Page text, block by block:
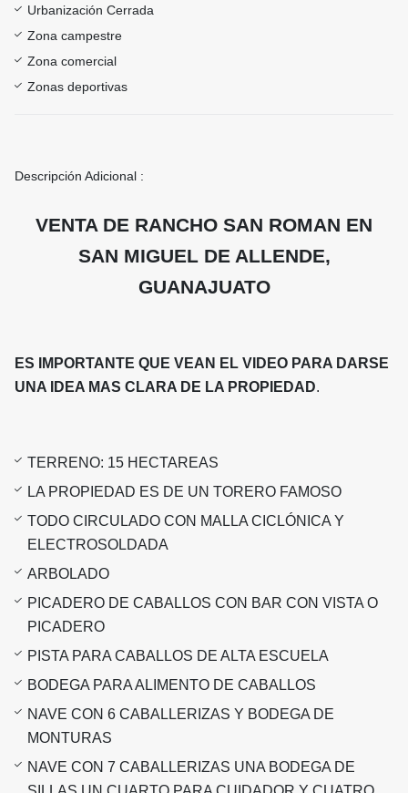
Urbanización Cerrada
Zona campestre
Zona comercial
Zonas deportivas
Descripción Adicional :
VENTA DE RANCHO SAN ROMAN EN
SAN MIGUEL DE ALLENDE,
GUANAJUATO
ES IMPORTANTE QUE VEAN EL VIDEO PARA DARSE
UNA IDEA MAS CLARA DE LA PROPIEDAD.
TERRENO: 15 HECTAREAS
LA PROPIEDAD ES DE UN TORERO FAMOSO
TODO CIRCULADO CON MALLA CICLÓNICA Y
ELECTROSOLDADA
ARBOLADO
PICADERO DE CABALLOS CON BAR CON VISTA O
PICADERO
PISTA PARA CABALLOS DE ALTA ESCUELA
BODEGA PARA ALIMENTO DE CABALLOS
NAVE CON 6 CABALLERIZAS Y BODEGA DE
MONTURAS
NAVE CON 7 CABALLERIZAS UNA BODEGA DE